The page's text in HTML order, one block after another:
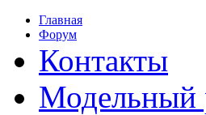
Главная
Форум
Контакты
Модельный